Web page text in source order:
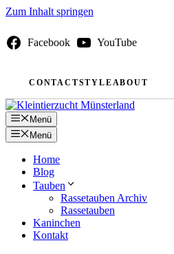
Zum Inhalt springen
Facebook YouTube
CONTACTSTYLEABOUT
Menü
Menü
Home
Blog
Tauben
Rassetauben Archiv
Rassetauben
Kaninchen
Kontakt